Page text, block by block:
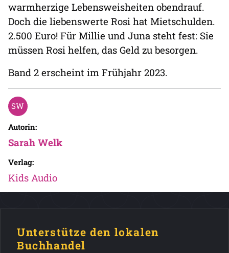
warmherzige Lebensweisheiten obendrauf.
Doch die liebenswerte Rosi hat Mietschulden.
2.500 Euro! Für Millie und Juna steht fest: Sie
müssen Rosi helfen, das Geld zu besorgen.
Band 2 erscheint im Frühjahr 2023.
Autorin:
Sarah Welk
Verlag:
Kids Audio
Unterstütze den lokalen
Buchhandel